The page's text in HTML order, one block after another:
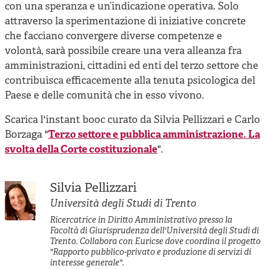
con una speranza e un’indicazione operativa. Solo
attraverso la sperimentazione di iniziative concrete
che facciano convergere diverse competenze e
volontà, sarà possibile creare una vera alleanza fra
amministrazioni, cittadini ed enti del terzo settore che
contribuisca efficacemente alla tenuta psicologica del
Paese e delle comunità che in esso vivono.
Scarica l'instant booc curato da Silvia Pellizzari e Carlo
Borzaga "Terzo settore e pubblica amministrazione. La
svolta della Corte costituzionale".
Silvia Pellizzari
Università degli Studi di Trento
Ricercatrice in Diritto Amministrativo presso la
Facoltà di Giurisprudenza dell'Università degli Studi di
Trento. Collabora con Euricse dove coordina il progetto
"Rapporto pubblico-privato e produzione di servizi di
interesse generale".